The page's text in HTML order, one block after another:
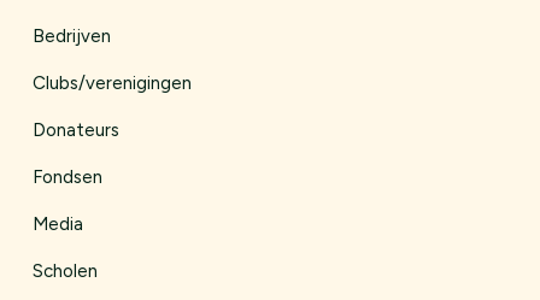
Bedrijven
Clubs/verenigingen
Donateurs
Fondsen
Media
Scholen